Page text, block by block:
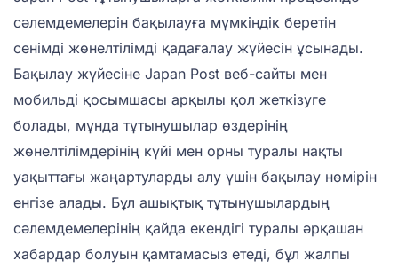
сәлемдемелерін бақылауға мүмкіндік беретін
сенімді жөнелтілімді қадағалау жүйесін ұсынады.
Бақылау жүйесіне Japan Post веб-сайты мен
мобильді қосымшасы арқылы қол жеткізуге
болады, мұнда тұтынушылар өздерінің
жөнелтілімдерінің күйі мен орны туралы нақты
уақыттағы жаңартуларды алу үшін бақылау нөмірін
енгізе алады. Бұл ашықтық тұтынушылардың
сәлемдемелерінің қайда екендігі туралы әрқашан
хабардар болуын қамтамасыз етеді, бұл жалпы